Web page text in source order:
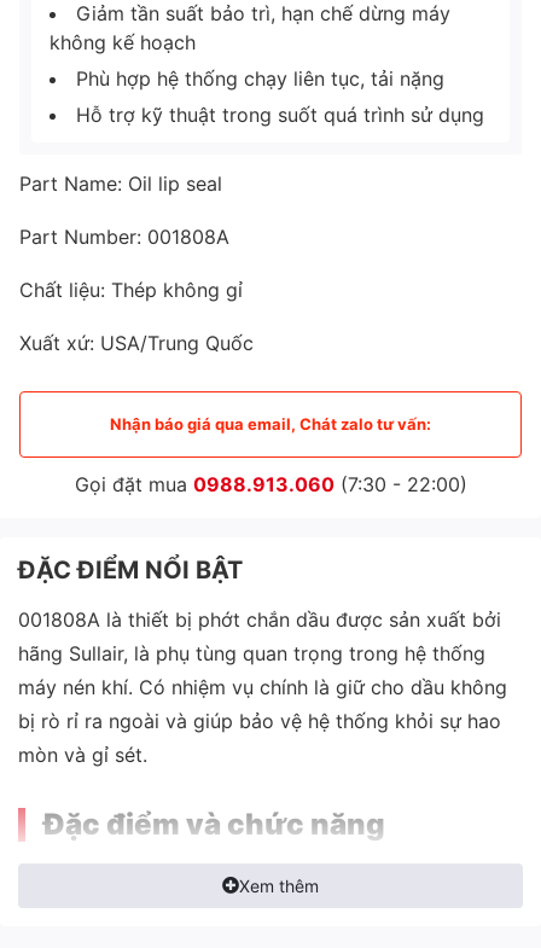
Giảm tần suất bảo trì, hạn chế dừng máy
không kế hoạch
Phù hợp hệ thống chạy liên tục, tải nặng
Hỗ trợ kỹ thuật trong suốt quá trình sử dụng
Part Name: Oil lip seal
Part Number: 001808A
Chất liệu: Thép không gỉ
Xuất xứ: USA/Trung Quốc
Nhận báo giá qua email, Chát zalo tư vấn:
Gọi đặt mua 0988.913.060(7:30 - 22:00)
ĐẶC ĐIỂM NỔI BẬT
001808A là thiết bị phớt chắn dầu được sản xuất bởi
hãng Sullair, là phụ tùng quan trọng trong hệ thống
máy nén khí. Có nhiệm vụ chính là giữ cho dầu không
bị rò rỉ ra ngoài và giúp bảo vệ hệ thống khỏi sự hao
mòn và gỉ sét.
Đặc điểm và chức năng
Thiết kế đơn giản nhưng hiệu quả, với một chiếc lò xo
bên trong để giữ phớt chắn dầu chắc chắn vào vị trí.
Xem thêm